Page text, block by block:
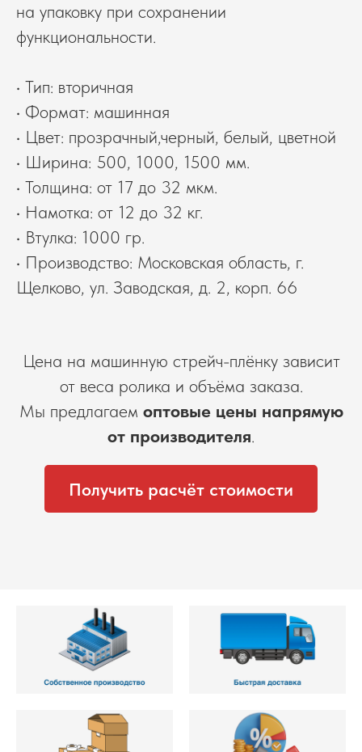
на упаковку при сохранении
функциональности.
• Тип: вторичная
• Формат: машинная
• Цвет: прозрачный,черный, белый, цветной
• Ширина: 500, 1000, 1500 мм.
• Толщина: от 17 до 32 мкм.
• Намотка: от 12 до 32 кг.
• Втулка: 1000 гр.
• Производство: Московская область, г.
Щелково, ул. Заводская, д. 2, корп. 66
Цена на машинную стрейч-плёнку зависит
от веса ролика и объёма заказа.
Мы предлагаем оптовые цены напрямую
от производителя.
Получить расчёт стоимости